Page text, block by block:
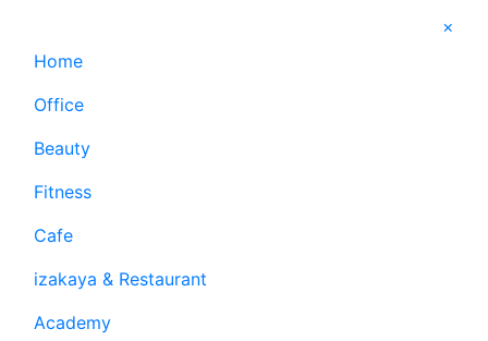
×
Home
Office
Beauty
Fitness
Cafe
izakaya & Restaurant
Academy